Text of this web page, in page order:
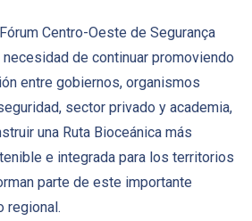
Centro-Oeste de Segurança
de continuar promoviendo
entre gobiernos, organismos
sector privado y academia,
una Ruta Bioceánica más
e integrada para los territorios
parte de este importante
regional.